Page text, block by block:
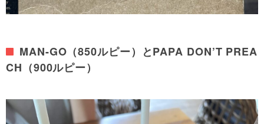
MAN-GO（850ルピー）とPAPA DON’T PREA
CH（900ルピー）